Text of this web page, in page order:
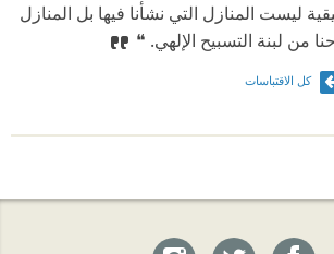
ليست المنازل التي نشأنا فيها بل المنازل
من لبنة التسبيح الإلهي. ❝
كل الاقتباسات